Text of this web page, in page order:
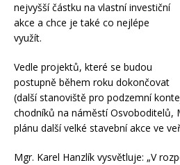
nejvyšší částku na vlastní investiční
akce a chce je také co nejlépe
využít.
Vedle projektů, které se budou
postupně během roku dokončovat
(další stanoviště pro podzemní
chodníků na náměstí Osvoboditelů,
plánu další velké stavební akce ve
Mgr. Karel Hanzlík vysvětluje: „V